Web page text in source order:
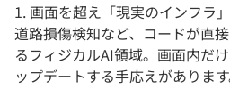
1. 画面を超え「現実のインフラ
道路損傷検知など、コードが直
るフィジカルAI領域。画面内だ
ップデートする手応えがあります